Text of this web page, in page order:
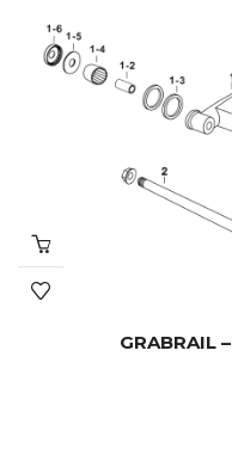
GRABRAIL